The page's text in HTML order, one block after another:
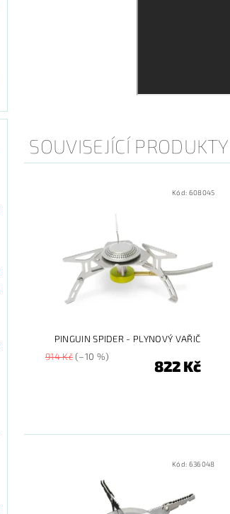
SOUVISEJÍCÍ PRODUKTY
Kód: 608045
PINGUIN SPIDER - PLYNOVÝ VAŘIČ
914 Kč(–10 %)
822 Kč
Kód: 636048